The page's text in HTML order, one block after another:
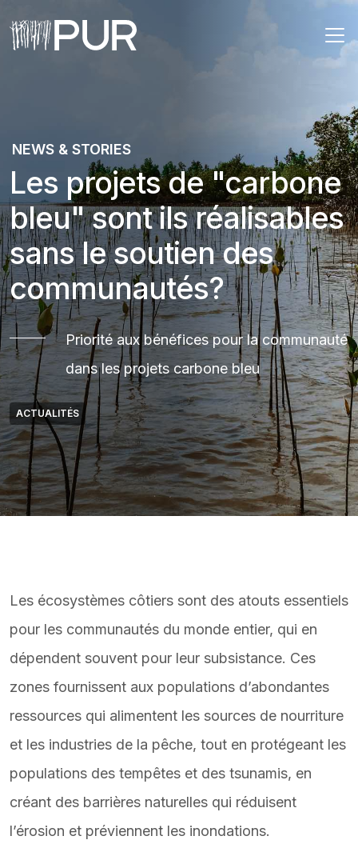
Main Navigation
NEWS & STORIES
Les projets de "carbone
bleu" sont ils réalisables
sans le soutien des
communautés?
Priorité aux bénéfices pour la communauté
dans les projets carbone bleu
ACTUALITÉS
Les écosystèmes côtiers sont des atouts essentiels
pour les communautés du monde entier, qui en
dépendent souvent pour leur subsistance. Ces
zones fournissent aux populations d’abondantes
ressources qui alimentent les sources de nourriture
et les industries de la pêche, tout en protégeant les
populations des tempêtes et des tsunamis, en
créant des barrières naturelles qui réduisent
l’érosion et préviennent les inondations.